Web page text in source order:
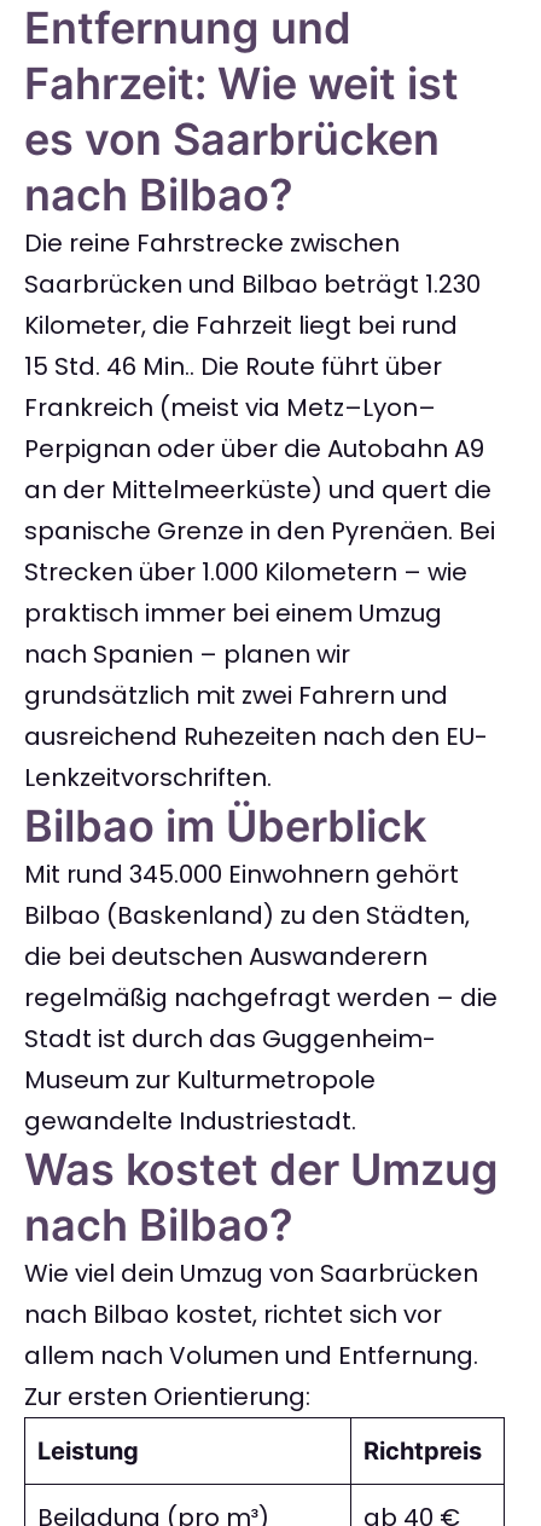
Entfernung und
Fahrzeit: Wie weit ist
es von Saarbrücken
nach Bilbao?
Die reine Fahrstrecke zwischen
Saarbrücken und Bilbao beträgt 1.230
Kilometer, die Fahrzeit liegt bei rund
15 Std. 46 Min.. Die Route führt über
Frankreich (meist via Metz–Lyon–
Perpignan oder über die Autobahn A9
an der Mittelmeerküste) und quert die
spanische Grenze in den Pyrenäen. Bei
Strecken über 1.000 Kilometern – wie
praktisch immer bei einem Umzug
nach Spanien – planen wir
grundsätzlich mit zwei Fahrern und
ausreichend Ruhezeiten nach den EU-
Lenkzeitvorschriften.
Bilbao im Überblick
Mit rund 345.000 Einwohnern gehört
Bilbao (Baskenland) zu den Städten,
die bei deutschen Auswanderern
regelmäßig nachgefragt werden – die
Stadt ist durch das Guggenheim-
Museum zur Kulturmetropole
gewandelte Industriestadt.
Was kostet der Umzug
nach Bilbao?
Wie viel dein Umzug von Saarbrücken
nach Bilbao kostet, richtet sich vor
allem nach Volumen und Entfernung.
Zur ersten Orientierung:
Leistung Richtpreis
Beiladung (pro m³) ab 40 €